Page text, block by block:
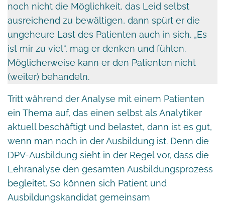
noch nicht die Möglichkeit, das Leid selbst
ausreichend zu bewältigen, dann spürt er die
ungeheure Last des Patienten auch in sich. „Es
ist mir zu viel“, mag er denken und fühlen.
Möglicherweise kann er den Patienten nicht
(weiter) behandeln.
Tritt während der Analyse mit einem Patienten
ein Thema auf, das einen selbst als Analytiker
aktuell beschäftigt und belastet, dann ist es gut,
wenn man noch in der Ausbildung ist. Denn die
DPV-Ausbildung sieht in der Regel vor, dass die
Lehranalyse den gesamten Ausbildungsprozess
begleitet. So können sich Patient und
Ausbildungskandidat gemeinsam